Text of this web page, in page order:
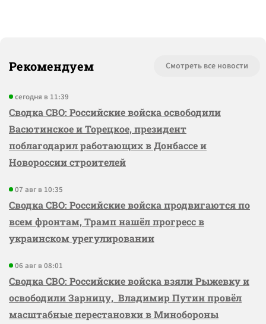
Рекомендуем Смотреть все новости
сегодня в 11:39
Сводка СВО: Российские войска освободили
Васютинское и Торецкое, президент
поблагодарил работающих в Донбассе и
Новороссии строителей
07 авг в 10:35
Сводка СВО: Российские войска продвигаются по
всем фронтам, Трамп нашёл прогресс в
украинском урегулировании
06 авг в 08:01
Сводка СВО: Российские войска взяли Рыжевку и
освободили Зарницу, Владимир Путин провёл
масштабные перестановки в Минобороны